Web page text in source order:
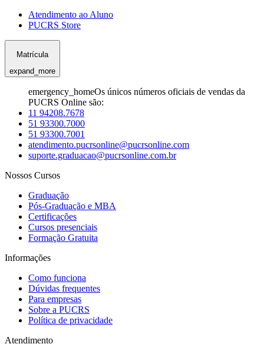
Atendimento ao Aluno
PUCRS Store
Matrícula
expand_more
emergency_homeOs únicos números oficiais de vendas da
PUCRS Online são:
11 94208.7678
51 93300.7000
51 93300.7001
atendimento.pucrsonline@pucrsonline.com
suporte.graduacao@pucrsonline.com.br
Nossos Cursos
Graduação
Pós-Graduação e MBA
Certificações
Cursos presenciais
Formação Gratuita
Informações
Como funciona
Dúvidas frequentes
Para empresas
Sobre a PUCRS
Política de privacidade
Atendimento